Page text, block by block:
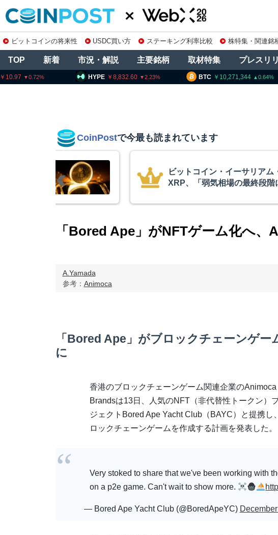
ビットコインの将来性 USDC買い方 ステーキング利率比較 株特集・関連銘
TOP 新着 市況・解説 主要銘柄 取材特集 プレスリ
BTC 10,271,344 0.64 ETH
HYPE 8,832.60 2.23
CoinPostで今最も読まれています
暗号資産交換業者に出庫制限
要請、詐欺被害防止へ 金融
「Bored Ape」がNFTゲーム化へ、
A.Yamada
参考： Animoca
「Bored Ape」がブロックチェーンゲー
に
香港のブロックチェーンゲーム関連企業のAnimoca
Brandsは13日、人気のNFT（非代替性トークン）
ジェクトBored Ape Yacht Club（BAYC）と提携し
ロックチェーンゲームを作成する計画を発表した。
Very stoked to share that we've been working with
on a p2e game. Can't wait to show more.
— Bored Ape Yacht Club (@BoredApeYC)